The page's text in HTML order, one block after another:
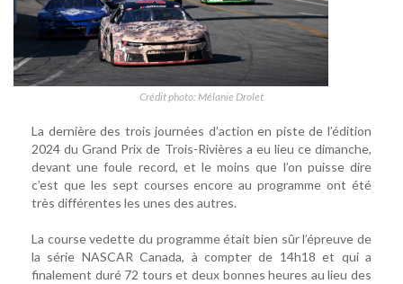
Crédit photo: Mélanie Drolet
La dernière des trois journées d’action en piste de l’édition
2024 du Grand Prix de Trois-Rivières a eu lieu ce dimanche,
devant une foule record, et le moins que l’on puisse dire
c’est que les sept courses encore au programme ont été
très différentes les unes des autres.
La course vedette du programme était bien sûr l’épreuve de
la série NASCAR Canada, à compter de 14h18 et qui a
finalement duré 72 tours et deux bonnes heures au lieu des